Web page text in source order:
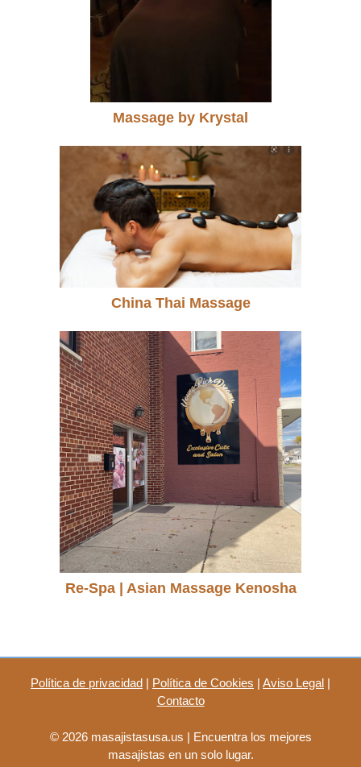
Massage by Krystal
China Thai Massage
Re-Spa | Asian Massage Kenosha
Política de privacidad | Política de Cookies | Aviso Legal |
Contacto
© 2026 masajistasusa.us | Encuentra los mejores
masajistas en un solo lugar.